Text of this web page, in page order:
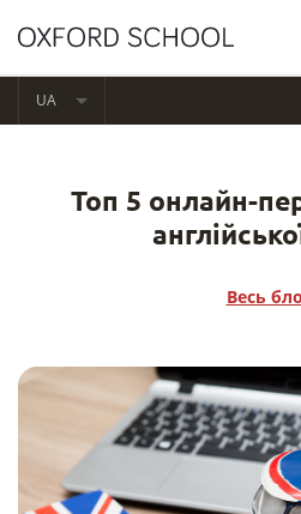
UA
Топ 5 онлайн-
Весь